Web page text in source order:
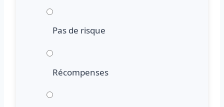
Pas de risque
Récompenses